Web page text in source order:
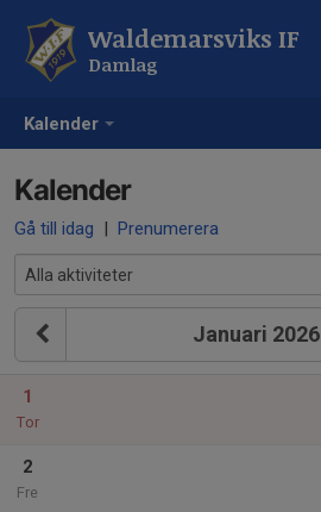
Kalender
Waldemarsviks IF
Damlag
Kalender
Gå till idag | Prenumerera
Januari 2026
1
Tor
2
Fre